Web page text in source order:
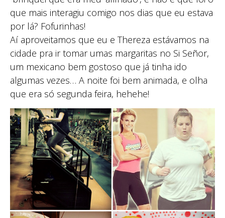
que mais interagiu comigo nos dias que eu estava
por lá? Fofurinhas!
Aí aproveitamos que eu e Thereza estávamos na
cidade pra ir tomar umas margaritas no Si Señor,
um mexicano bem gostoso que já tinha ido
algumas vezes… A noite foi bem animada, e olha
que era só segunda feira, hehehe!